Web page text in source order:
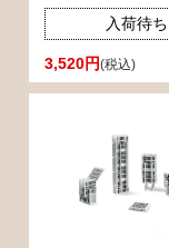
入荷待ち
3,520円(税込)